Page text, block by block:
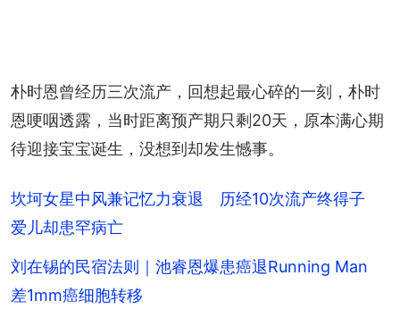
朴时恩曾经历三次流产，回想起最心碎的一刻，朴时
恩哽咽透露，当时距离预产期只剩20天，原本满心期
待迎接宝宝诞生，没想到却发生憾事。
坎坷女星中风兼记忆力衰退 历经10次流产终得子
爱儿却患罕病亡
刘在锡的民宿法则｜池睿恩爆患癌退Running Man
差1mm癌细胞转移